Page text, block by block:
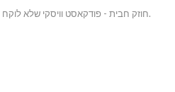
חוזק חבית - פודקאסט וויסקי שלא לוקח את עצמו או וויסקי ברצינות רבה מידי.